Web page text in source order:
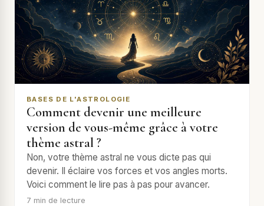
BASES DE L'ASTROLOGIE
Comment devenir une meilleure
version de vous-même grâce à votre
thème astral ?
Non, votre thème astral ne vous dicte pas qui
devenir. Il éclaire vos forces et vos angles morts.
Voici comment le lire pas à pas pour avancer.
7 min de lecture